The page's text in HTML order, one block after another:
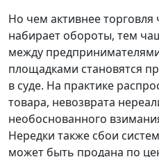
Но чем активнее торговля
набирает обороты, тем
между
площадками становятся
в суде. На практике
товара, невозврата
необоснованного
Нередки также сбои
может быть продана по